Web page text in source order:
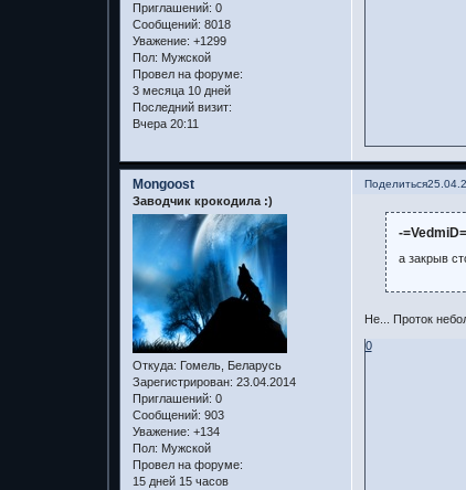
Приглашений: 0
Сообщений: 8018
Уважение: +1299
Пол: Мужской
Провел на форуме:
3 месяца 10 дней
Последний визит:
Вчера 20:11
Поделиться
Mongoost
Заводчик крокодила :)
Откуда: Гомель, Беларусь
Зарегистрирован: 23.04.2014
Приглашений: 0
Сообщений: 903
Уважение: +134
Пол: Мужской
Провел на форуме:
15 дней 15 часов
-
а закрыв
Не... Проток
0